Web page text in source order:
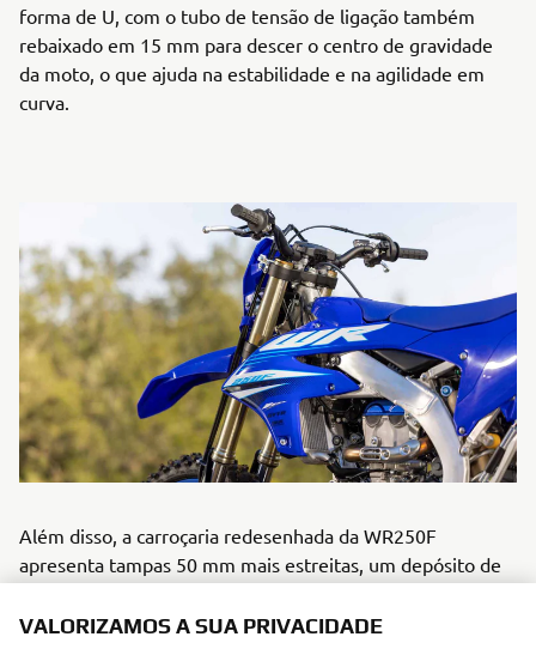
forma de U, com o tubo de tensão de ligação também
rebaixado em 15 mm para descer o centro de gravidade
da moto, o que ajuda na estabilidade e na agilidade em
curva.
Além disso, a carroçaria redesenhada da WR250F
apresenta tampas 50 mm mais estreitas, um depósito de
melhorar a mobilidade do condutor durante a travagem,
VALORIZAMOS A SUA PRIVACIDADE